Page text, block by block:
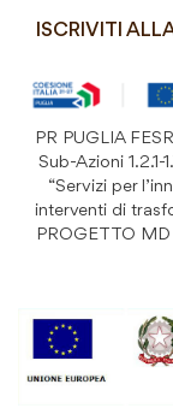
Detergenza e
Festività
Prodotti
Costi di
ISCRIVITI
alla
Newsletter:
ISCRIVITI
PR PUGLIA
Sub-Azioni
“Servizi per
interventi di
PROGETTO